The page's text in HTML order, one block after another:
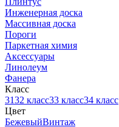
Инженерная доска
Массивная доска
Пороги
Паркетная химия
Аксессуары
Линолеум
Фанера
Класс
3132 класс33 класс34 класс
Цвет
БежевыйВинтаж